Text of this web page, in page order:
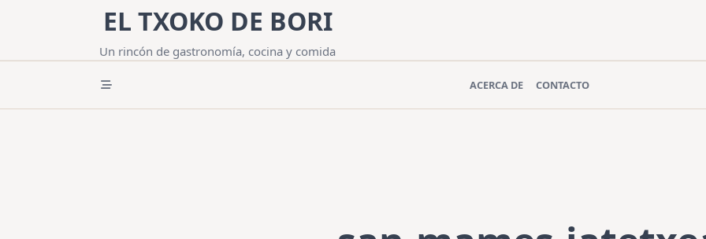
EL TXOKO DE BORI
Un rincón de gastronomía, cocina y comida
ACERCA DE CONTACTO